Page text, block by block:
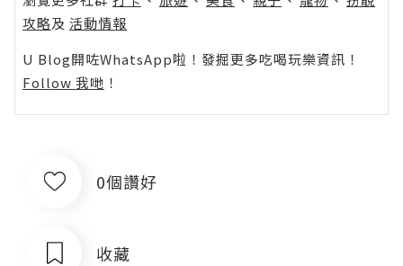
攻略及 活動情報
U Blog開咗WhatsApp啦！發掘更多吃喝玩樂資訊！
Follow 我哋 ！
0個讚好
收藏